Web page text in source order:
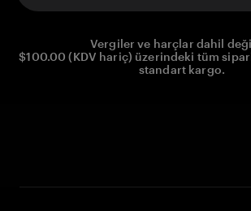
Vergiler ve harçlar dahil
$100.00 (KDV hariç) üzerindeki tüm
standart kargo.